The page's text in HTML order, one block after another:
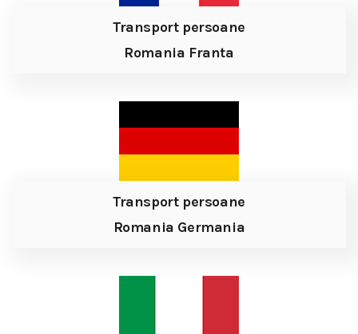
Transport persoane
Romania Franta
Transport persoane
Romania Germania